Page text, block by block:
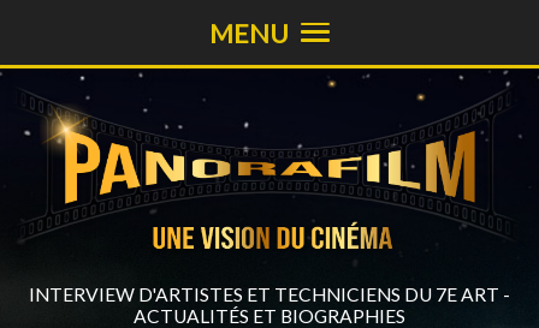
INTERVIEW D'ARTISTES ET TECHNICIENS DU 7E ART -
ACTUALITÉS ET BIOGRAPHIES
MENU